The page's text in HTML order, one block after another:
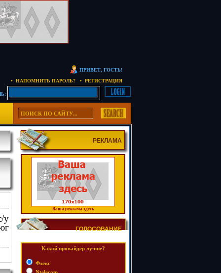
ПРИВЕТ, ГОСТЬ!
• НАПОМНИТЬ ПАРОЛЬ?
• РЕГИСТРАЦИЯ
у
РЕКЛАМА
Ваша реклама здесь
ГОЛОСОВАНИЕ
Какой провайдер лучше?
Флекс